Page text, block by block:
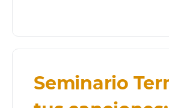
Seminario